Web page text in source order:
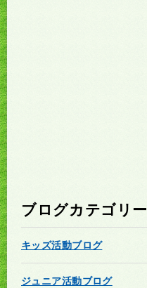
ブログカテゴリー
キッズ活動ブログ
ジュニア活動ブログ